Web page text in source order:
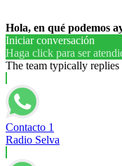
Hola, en qué podemos
Iniciar conversación
Haga click para ser
The team typically
Contacto 1
Radio Selva